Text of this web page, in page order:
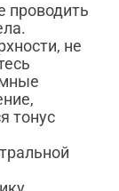
проводить
не
тонус